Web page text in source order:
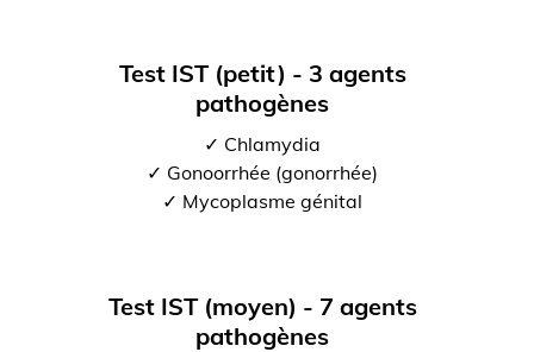
Test IST (petit) - 3 agents
pathogènes
✓ Chlamydia
✓ Gonoorrhée (gonorrhée)
✓ Mycoplasme génital
Test IST (moyen) - 7 agents
pathogènes